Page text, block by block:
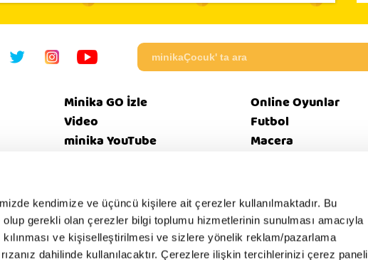
kendimize ve üçüncü kişilere ait çerezler kullanılmaktadır. Bu
gerekli olan çerezler bilgi toplumu hizmetlerinin sunulması amacıyla
ve kişiselleştirilmesi ve sizlere yönelik reklam/pazarlama
dahilinde kullanılacaktır. Çerezlere ilişkin tercihlerinizi çerez paneli
Minika GO İzle
Video
minika YouTube
Online Oyunlar
Futbol
Macera
Veri
Bize
Ulaşın
Künye EBülten SSS
Güvenli
İnternet